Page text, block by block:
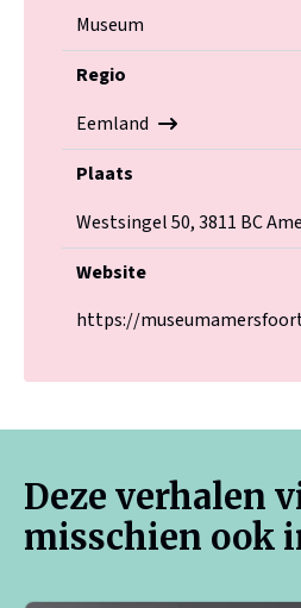
Museum
Regio
Eemland
Plaats
Westsingel 50, 3811 BC
Website
https://
Deze verhalen
misschien ook